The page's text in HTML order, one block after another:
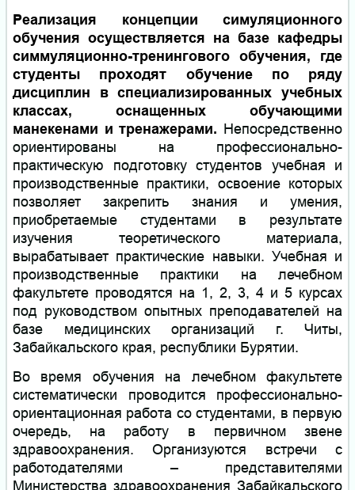
Реализация концепции симуляционного
обучения осуществляется на базе кафедры
симмуляционно-тренингового обучения, где
студенты проходят обучение по ряду
дисциплин в специализированных учебных
классах, оснащенных обучающими
манекенами и тренажерами. Непосредственно
ориентированы на профессионально-
практическую подготовку студентов учебная и
производственные практики, освоение которых
позволяет закрепить знания и умения,
приобретаемые студентами в результате
изучения теоретического материала,
вырабатывает практические навыки. Учебная и
производственные практики на лечебном
факультете проводятся на 1, 2, 3, 4 и 5 курсах
под руководством опытных преподавателей на
базе медицинских организаций г. Читы,
Забайкальского края, республики Бурятии.
Во время обучения на лечебном факультете
систематически проводится профессионально-
ориентационная работа со студентами, в первую
очередь, на работу в первичном звене
здравоохранения. Организуются встречи с
работодателями – представителями
Министерства здравоохранения Забайкальского